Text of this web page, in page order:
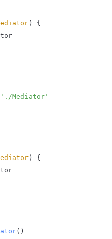
) {
'./Mediator'
) {
()